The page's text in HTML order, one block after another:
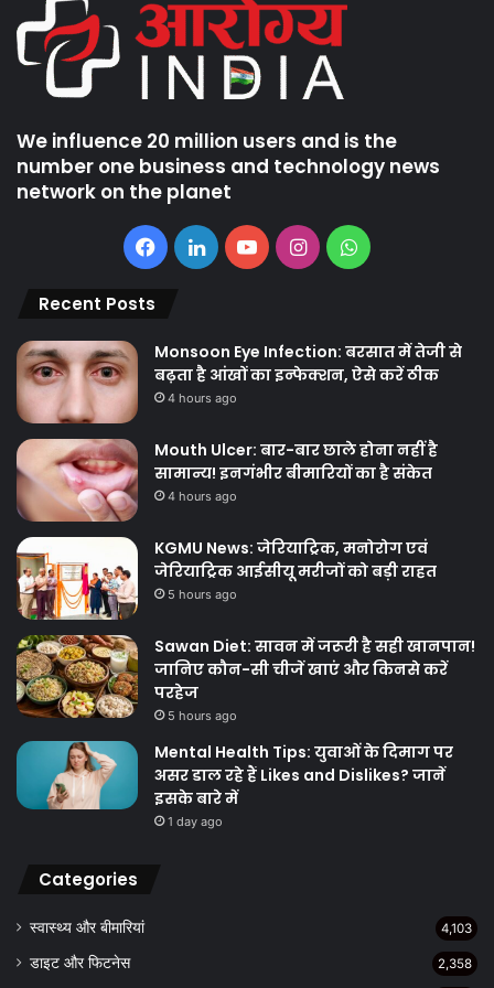
We influence 20 million users and is the
number one business and technology news
network on the planet
Facebook
LinkedInYouTubeInstagramWhatsApp
Recent Posts
Monsoon Eye Infection: बरसात में तेजी से
बढ़ता है आंखों का इन्फेक्शन, ऐसे करें ठीक
4 hours ago
Mouth Ulcer: बार-बार छाले होना नहीं है
सामान्य! इनगंभीर बीमारियों का है संकेत
4 hours ago
KGMU News: जेरियाट्रिक, मनोरोग एवं
जेरियाट्रिक आईसीयू मरीजों को बड़ी राहत
5 hours ago
Sawan Diet: सावन में जरूरी है सही खानपान!
जानिए कौन-सी चीजें खाएं और किनसे करें
परहेज
5 hours ago
Mental Health Tips: युवाओं के दिमाग पर
असर डाल रहे हैं Likes and Dislikes? जानें
इसके बारे में
1 day ago
Categories
स्वास्थ्य और बीमारियां 4,103
डाइट और फिटनेस 2,358